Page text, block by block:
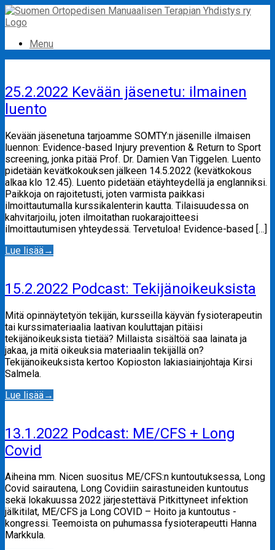
Skip
to
Menu
25.2.2022 Kevään jäsenetu: ilmainen
luento
Kevään jäsenetuna tarjoamme SOMTY:n jäsenille ilmaisen
luennon: Evidence-based Injury prevention & Return to Sport
screening, jonka pitää Prof. Dr. Damien Van Tiggelen. Luento
pidetään kevätkokouksen jälkeen 14.5.2022 (kevätkokous
alkaa klo 12.45). Luento pidetään etäyhteydellä ja englanniksi.
Paikkoja on rajoitetusti, joten varmista paikkasi
ilmoittautumalla kurssikalenterin kautta. Tilaisuudessa on
kahvitarjoilu, joten ilmoitathan ruokarajoitteesi
ilmoittautumisen yhteydessä. Tervetuloa! Evidence-based […]
Lue lisää→
15.2.2022 Podcast: Tekijänoikeuksista
Mitä opinnäytetyön tekijän, kursseilla käyvän fysioterapeutin
tai kurssimateriaalia laativan kouluttajan pitäisi
tekijänoikeuksista tietää? Millaista sisältöä saa lainata ja
jakaa, ja mitä oikeuksia materiaalin tekijällä on?
Tekijänoikeuksista kertoo Kopioston lakiasiainjohtaja Kirsi
Salmela.
Lue lisää→
13.1.2022 Podcast: ME/CFS + Long
Covid
Aiheina mm. Nicen suositus ME/CFS:n kuntoutuksessa, Long
Covid sairautena, Long Covidiin sairastuneiden kuntoutus
sekä lokakuussa 2022 järjestettävä Pitkittyneet infektion
jälkitilat, ME/CFS ja Long COVID – Hoito ja kuntoutus -
kongressi. Teemoista on puhumassa fysioterapeutti Hanna
Markkula.